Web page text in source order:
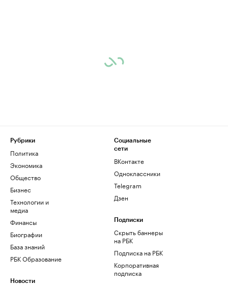
Рубрики
Политика
Экономика
Общество
Бизнес
Технологии и
медиа
Финансы
Биографии
База знаний
РБК Образование
Новости
Социальные
сети
ВКонтакте
Одноклассники
Telegram
Дзен
Подписки
Скрыть баннеры
на РБК
Подписка на РБК
Корпоративная
подписка